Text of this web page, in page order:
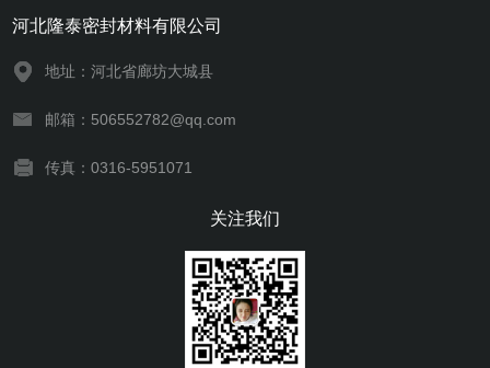
河北隆泰密封材料有限公司
地址：河北省廊坊大城县
邮箱：506552782@qq.com
传真：0316-5951071
关注我们